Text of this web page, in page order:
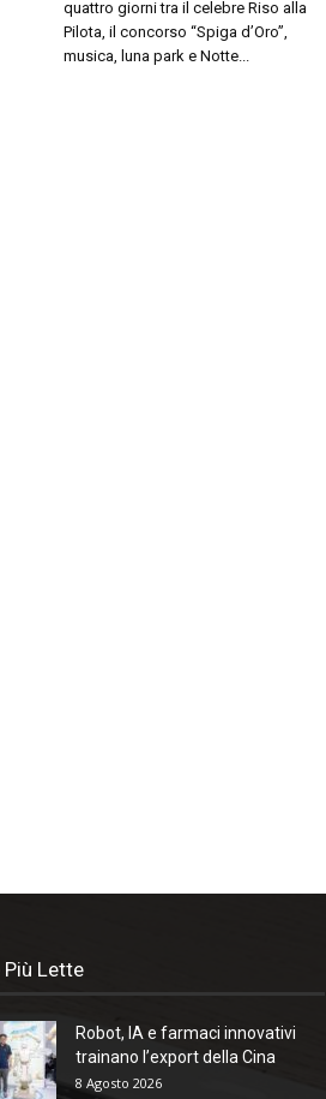
quattro giorni tra il celebre Riso alla
Pilota, il concorso “Spiga d’Oro”,
musica, luna park e Notte...
Lette
Robot, IA e farmaci innovativi
trainano l’export della Cina
8 Agosto 2026